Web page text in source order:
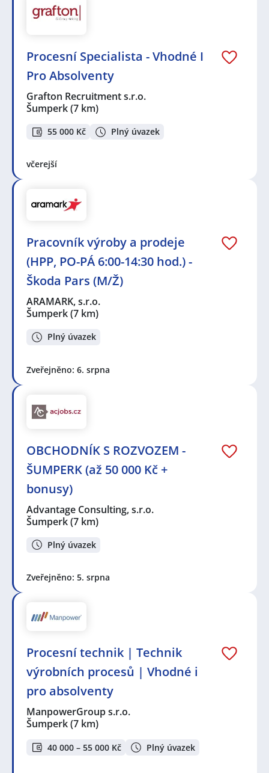
Procesní Specialista - Vhodné I
Pro Absolventy
Grafton Recruitment s.r.o.
Šumperk(7 km)
55 000 Kč Plný úvazek
včerejší
Pracovník výroby a prodeje
(HPP, PO-PÁ 6:00-14:30 hod.) -
Škoda Pars (M/Ž)
ARAMARK, s.r.o.
Šumperk(7 km)
Plný úvazek
Zveřejněno: 6. srpna
OBCHODNÍK S ROZVOZEM -
ŠUMPERK (až 50 000 Kč +
bonusy)
Advantage Consulting, s.r.o.
Šumperk(7 km)
Plný úvazek
Zveřejněno: 5. srpna
Procesní technik | Technik
výrobních procesů | Vhodné i
pro absolventy
ManpowerGroup s.r.o.
Šumperk(7 km)
40 000 – 55 000 Kč Plný úvazek